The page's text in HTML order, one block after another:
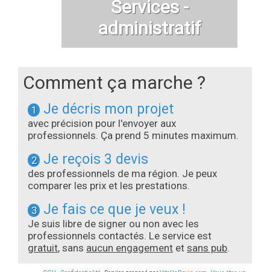
Services -
administratif
Comment ça marche ?
1 Je décris mon projet
avec précision pour l'envoyer aux
professionnels. Ça prend 5 minutes maximum.
2 Je reçois 3 devis
des professionnels de ma région. Je peux
comparer les prix et les prestations.
3 Je fais ce que je veux !
Je suis libre de signer ou non avec les
professionnels contactés. Le service est
gratuit, sans aucun engagement et sans pub.